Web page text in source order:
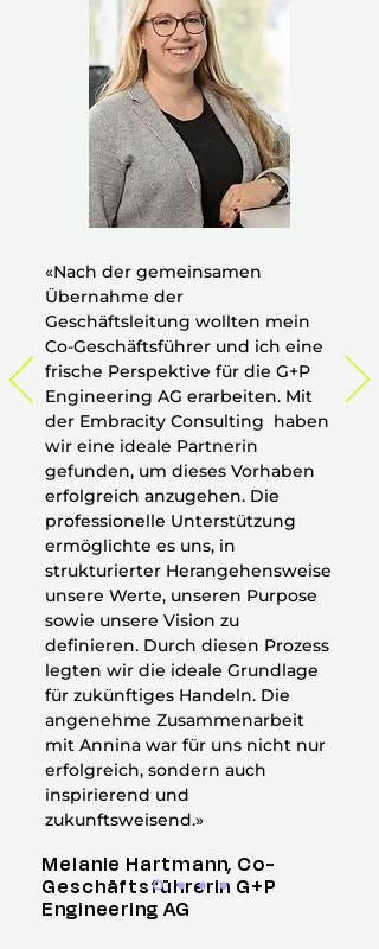
«Nach der gemeinsamen
Übernahme der
Geschäftsleitung wollten mein
Co-Geschäftsführer und ich eine
frische Perspektive für die G+P
Engineering AG erarbeiten. Mit
der Embracity Consulting haben
wir eine ideale Partnerin
gefunden, um dieses Vorhaben
erfolgreich anzugehen. Die
professionelle Unterstützung
ermöglichte es uns, in
strukturierter Herangehensweise
unsere Werte, unseren Purpose
sowie unsere Vision zu
definieren. Durch diesen Prozess
legten wir die ideale Grundlage
für zukünftiges Handeln. Die
angenehme Zusammenarbeit
mit Annina war für uns nicht nur
erfolgreich, sondern auch
inspirierend und
zukunftsweisend.»
Melanie Hartmann, Co-
Geschäftsführerin G+P
Engineering AG